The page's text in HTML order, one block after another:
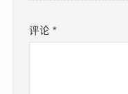
评论*